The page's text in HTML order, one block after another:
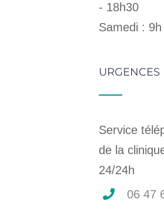
- 18h30
Samedi :
URGENCES
Service
de la
24/24h
06 47